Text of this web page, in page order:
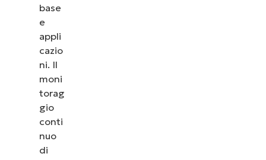
base
e
appli
cazio
ni. Il
moni
torag
gio
conti
nuo
di